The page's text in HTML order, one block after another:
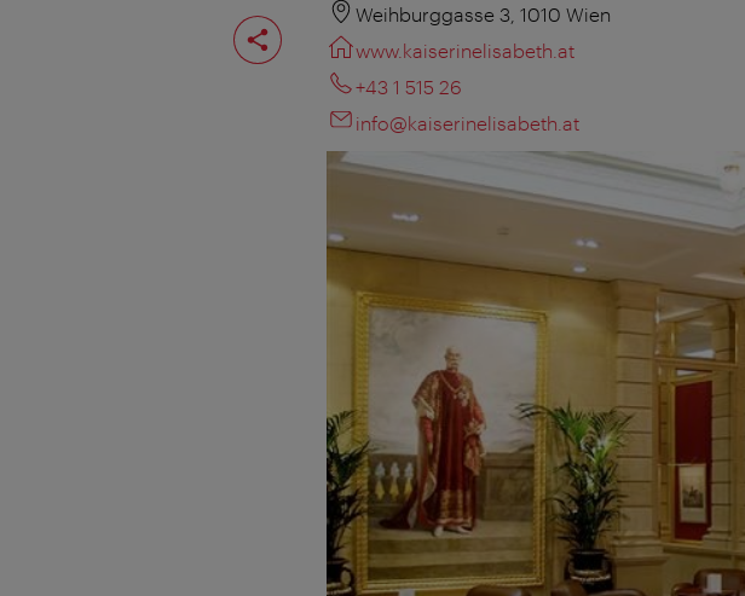
Podziel
stronę
Weihburggasse 3, 1010 Wien
www.kaiserinelisabeth.at
+43 1 515 26
info@kaiserinelisabeth.at